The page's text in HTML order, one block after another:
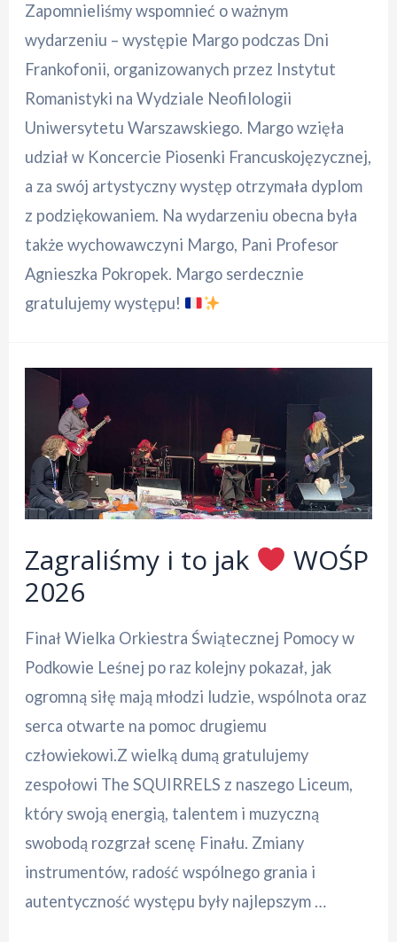
Zapomnieliśmy wspomnieć o ważnym
wydarzeniu – występie Margo podczas Dni
Frankofonii, organizowanych przez Instytut
Romanistyki na Wydziale Neofilologii
Uniwersytetu Warszawskiego. Margo wzięła
udział w Koncercie Piosenki Francuskojęzycznej,
a za swój artystyczny występ otrzymała dyplom
z podziękowaniem. Na wydarzeniu obecna była
także wychowawczyni Margo, Pani Profesor
Agnieszka Pokropek. Margo serdecznie
gratulujemy występu!
Zagraliśmy i to jak
WOŚP
2026
Finał Wielka Orkiestra Świątecznej Pomocy w
Podkowie Leśnej po raz kolejny pokazał, jak
ogromną siłę mają młodzi ludzie, wspólnota oraz
serca otwarte na pomoc drugiemu
człowiekowi.Z wielką dumą gratulujemy
zespołowi The SQUIRRELS z naszego Liceum,
który swoją energią, talentem i muzyczną
swobodą rozgrzał scenę Finału. Zmiany
instrumentów, radość wspólnego grania i
autentyczność występu były najlepszym …